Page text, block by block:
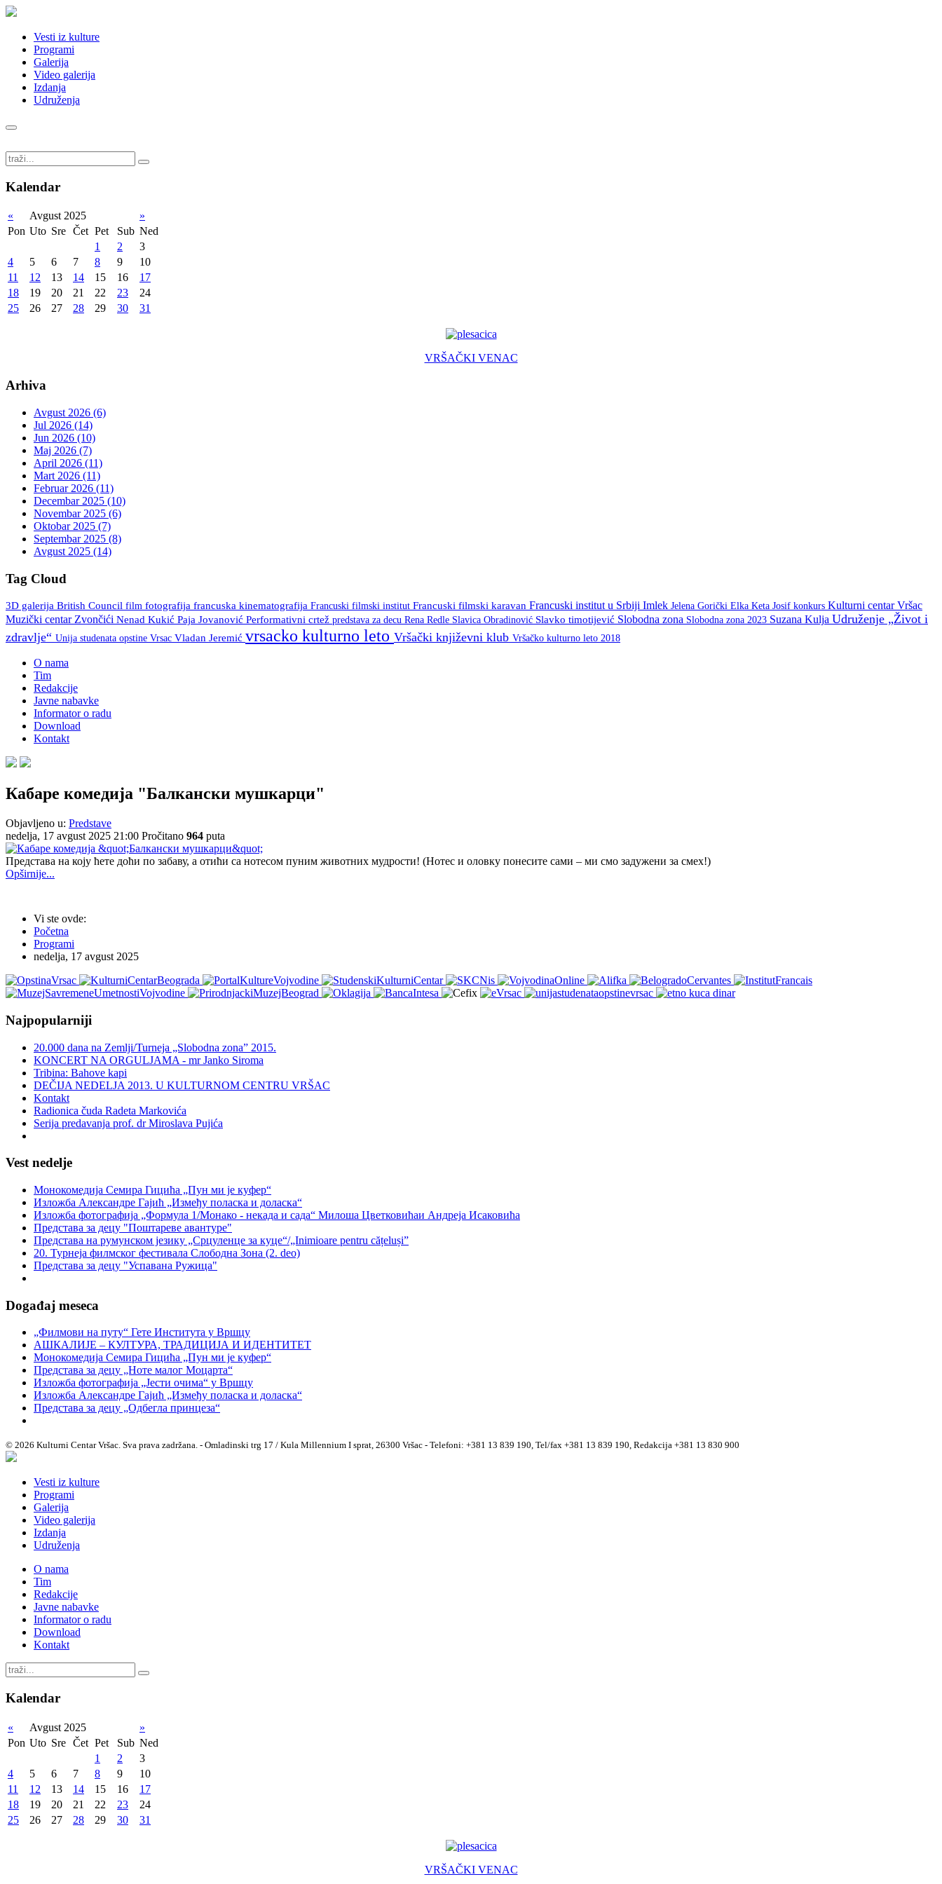
Vesti iz kulture
Programi
Galerija
Video galerija
Izdanja
Udruženja
Kalendar
« Avgust 2025
»
Pon Uto Sre Čet Pet Sub Ned
1
2
3
4
5 6 7 8 9
10
11
12 13 14 15 16
17
18
19 20 21 22 23
24
25
26 27 28 29 30 31
VRŠAČKI VENAC
Arhiva
Avgust 2026 (6)
Jul 2026 (14)
Jun 2026 (10)
Maj 2026 (7)
April 2026 (11)
Mart 2026 (11)
Februar 2026 (11)
Decembar 2025 (10)
Novembar 2025 (6)
Oktobar 2025 (7)
Septembar 2025 (8)
Avgust 2025 (14)
Tag Cloud
3D galerija British Council film fotografija francuska kinematografija Francuski filmski institut Francuski filmski karavan Francuski institut u Srbiji Imlek Jelena Gorički Elka Keta Josif konkurs Kulturni centar Vršac
Muzički centar Zvončići Nenad Kukić Paja Jovanović Performativni crtež predstava za decu Rena Redle Slavica Obradinović Slavko timotijević Slobodna zona Slobodna zona 2023 Suzana Kulja Udruženje „Život i
zdravlje“ Unija studenata opstine Vrsac Vladan Jeremić vrsacko kulturno leto Vršački književni klub Vršačko kulturno leto 2018
O nama
Tim
Redakcije
Javne nabavke
Informator o radu
Download
Kontakt
Кабаре комедија "Балкански мушкарци"
Objavljeno u: Predstave
nedelja, 17 avgust 2025 21:00 Pročitano 964 puta
Представа на коју ћете доћи по забаву, а отићи са нотесом пуним животних мудрости! (Нотес и оловку понесите сами – ми смо задужени за смех!)
Opširnije...
Vi ste ovde:
Početna
Programi
nedelja, 17 avgust 2025
Najpopularniji
20.000 dana na Zemlji/Turneja „Slobodna zona” 2015.
KONCERT NA ORGULJAMA - mr Janko Siroma
Tribina: Bahove kapi
DEČIJA NEDELJA 2013. U KULTURNOM CENTRU VRŠAC
Kontakt
Radionica čuda Radeta Markovića
Serija predavanja prof. dr Miroslava Pujića
Vest nedelje
Монокомедија Семира Гицића „Пун ми је куфер“
Изложба Александре Гајић „Између поласка и доласка“
Изложба фотографија „Формула 1/Монако - некада и сада“ Милоша Цветковићаи Андреја Исаковића
Представа за децу "Поштареве авантуре"
Представа на румунском језику „Срцуленце за куце“/„Inimioare pentru cățeluși”
20. Турнеја филмског фестивала Слободна Зона (2. deo)
Представа за децу "Успавана Ружица"
Događaj meseca
„Филмови на путу“ Гетe Института у Вршцу
АШКАЛИЈЕ – КУЛТУРА, ТРАДИЦИЈА И ИДЕНТИТЕТ
Монокомедија Семира Гицића „Пун ми је куфер“
Представа за децу „Ноте малог Моцарта“
Изложба фотографија „Јести очима“ у Вршцу
Изложба Александре Гајић „Између поласка и доласка“
Представа за децу „Одбегла принцеза“
© 2026 Kulturni Centar Vršac. Sva prava zadržana. - Omladinski trg 17 / Kula Millennium I sprat, 26300 Vršac - Telefoni: +381 13 839 190, Tel/fax +381 13 839 190, Redakcija +381 13 830 900
Vesti iz kulture
Programi
Galerija
Video galerija
Izdanja
Udruženja
O nama
Tim
Redakcije
Javne nabavke
Informator o radu
Download
Kontakt
Kalendar
« Avgust 2025
»
Pon Uto Sre Čet Pet Sub Ned
1
2
3
4
5 6 7 8 9
10
11
12 13 14 15 16
17
18
19 20 21 22 23
24
25
26 27 28 29 30 31
VRŠAČKI VENAC